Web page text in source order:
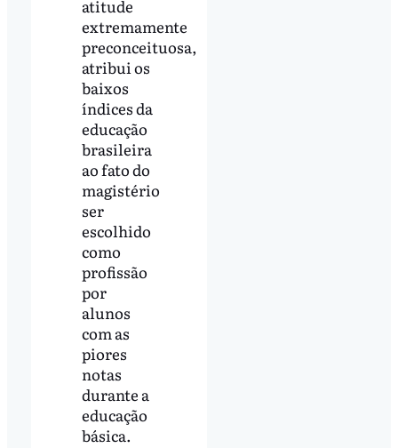
atitude
extremamente
preconceituosa,
atribui os
baixos
índices da
educação
brasileira
ao fato do
magistério
ser
escolhido
como
profissão
por
alunos
com as
piores
notas
durante a
educação
básica.